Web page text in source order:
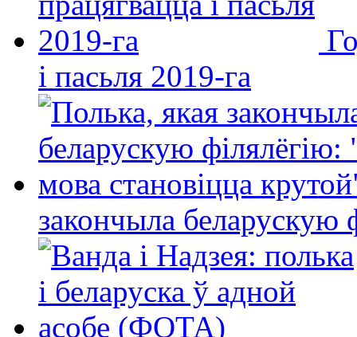
і пасьля 2019-га
закончыла беларускую